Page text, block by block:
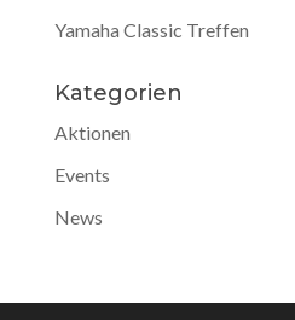
Yamaha Classic Treffen
Kategorien
Aktionen
Events
News